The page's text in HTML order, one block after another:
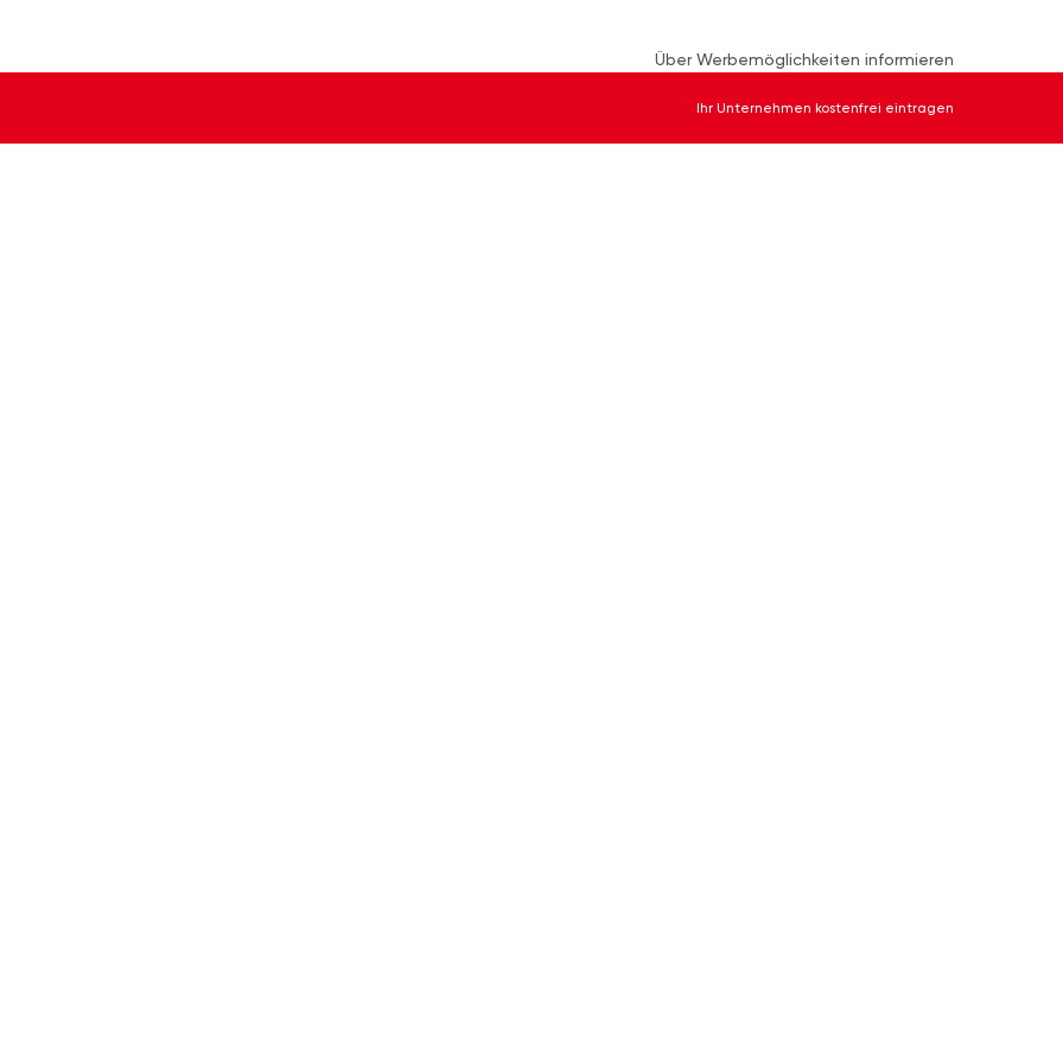
Über Werbemöglichkeiten informieren
Ihr Unternehmen kostenfrei eintragen